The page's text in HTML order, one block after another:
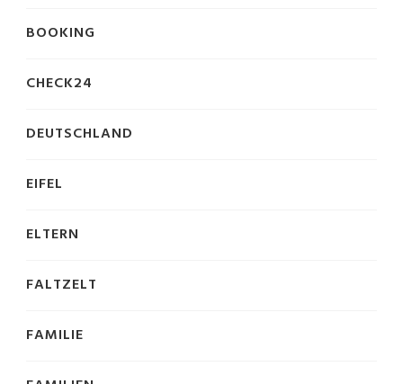
BOOKING
CHECK24
DEUTSCHLAND
EIFEL
ELTERN
FALTZELT
FAMILIE